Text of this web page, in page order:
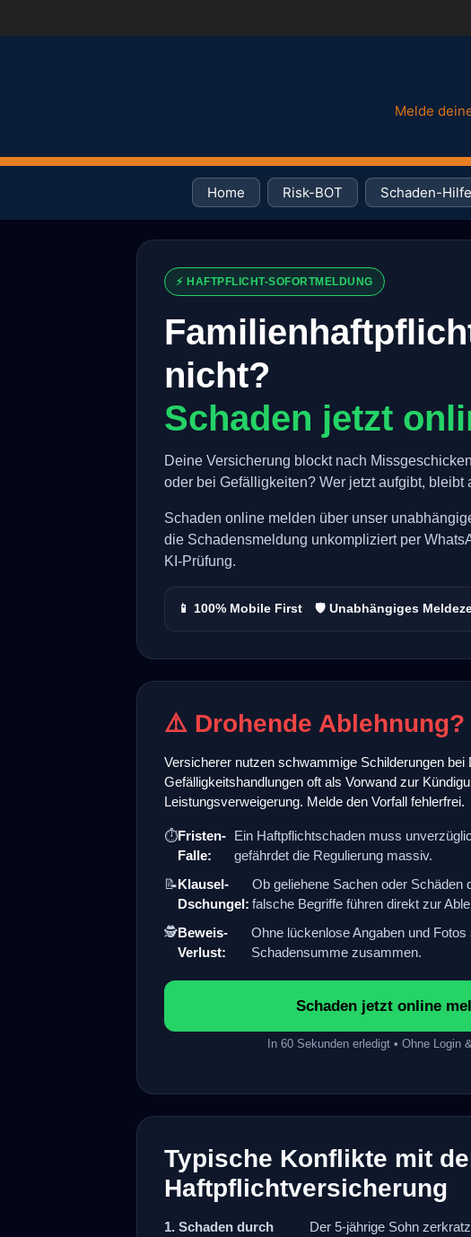
Melde
Home Risk-BOT Schaden-Hilfe
⚡ HAFTPFLICHT-SOFORTMELDUNG
nicht?
Schaden jetzt
Deine Versicherung blockt nach
oder bei Gefälligkeiten? Wer jetzt aufgibt, bleibt
Schaden online melden über unser
die Schadensmeldung unkompliziert per
KI-Prüfung.
📱 100% Mobile First 🛡️ Unabhängiges
⚠️ Drohende Ablehnung?
Versicherer nutzen schwammige Schilderungen bei
Gefälligkeitshandlungen oft als Vorwand zur
Leistungsverweigerung. Melde den Vorfall fehlerfrei.
⏱️Fristen-
Falle:
Ein Haftpflichtschaden muss
gefährdet die Regulierung massiv.
📝Klausel-
Dschungel:
Ob geliehene Sachen oder Schäden
falsche Begriffe führen direkt zur
🕵️Beweis-
Verlust:
Ohne lückenlose Angaben und
Schadensumme zusammen.
Schaden jetzt online
In 60 Sekunden erledigt • Ohne Login
Typische Konflikte mit
Haftpflichtversicherung
1. Schaden durch
Der 5-jährige Sohn